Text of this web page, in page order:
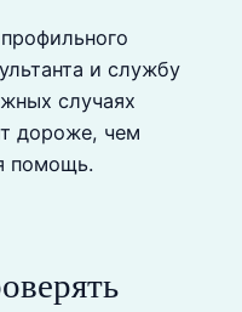
и службу
случаях
дороже, чем
помощь.